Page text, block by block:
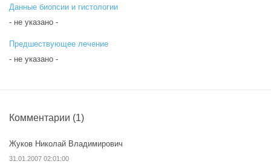
Данные биопсии и гистологии
- не указано -
Предшествующее лечение
- не указано -
Комментарии (1)
Жуков Николай Владимирович
31.01.2007 02:01:00